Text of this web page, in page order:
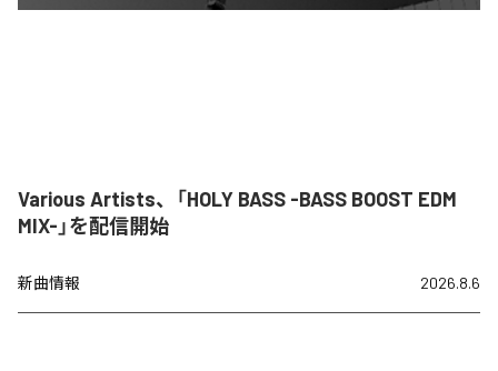
Various Artists、「HOLY BASS -BASS BOOST EDM
MIX-」を配信開始
新曲情報 2026.8.6